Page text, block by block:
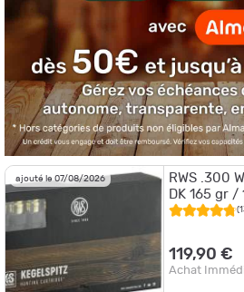
ajouté le 07/08/2026
RWS .300
DK 165 gr /
g
119,90 €
Achat